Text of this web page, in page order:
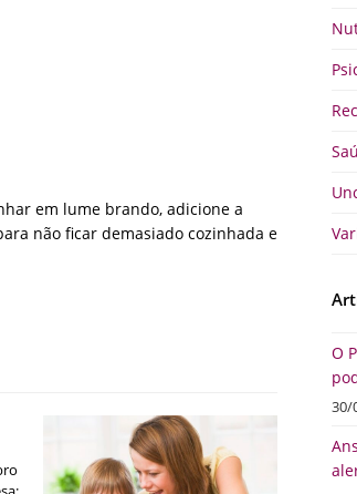
O
30/
em lume brando, adicione a
não ficar demasiado cozinhada e